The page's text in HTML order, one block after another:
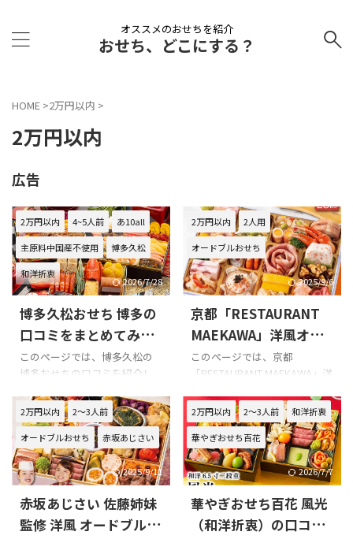
オススメのおせちを紹介
おせち、どこにする？
HOME >2万円以内 >
2万円以内
広告
2万円以内 4~5人前 あ10all
主原料中国産不使用 博多久松
和洋折衷
2026/7/28
博多久松おせち 博多の
口コミをまとめてみま
した!!!
このページでは、博多久松の
博多おせちの口コミを紹介し
考に是非どうぞ!!! 博多久松おせ
ち 博多のXでの口コミ
https://twitter.com/Lisa_flavo
r/status/200653326707236456
6 今年も博多久松のおせち。美
味しい
（袋から出してな
くてごめん）
pic.twitter.com/rP5ZAMhBRQ
2万円以内 2人用
オードブルおせち
2025/9/6
京都「RESTAURANT
MAEKAWA」洋風オー
ドブルの口コミをまと
めてみました!!!
このページでは、京都
「RESTAURANT MAEKAWA」洋
します。 Xでの口コミ 悪い口コ
ミ 良い口コミ 京都
「RESTAURANT MAEKAWA」洋
風オードブルを購入の際の参
考に是非どうぞ!!! 京都
「RESTAURANT MAEKAWA」洋
風オードブルのXでの口コミ 公
式サイト→Restaurant
2万円以内 2～3人前
オードブルおせち 赤坂あじさい
2025/9/11
赤坂あじさい 佐藤姉妹
監修 洋風 オードブルの
2万円以内 2～3人前 和洋折衷
華やぎおせち百花
2026/7/7
華やぎおせち百花 風光
（和洋折衷）の口コミ